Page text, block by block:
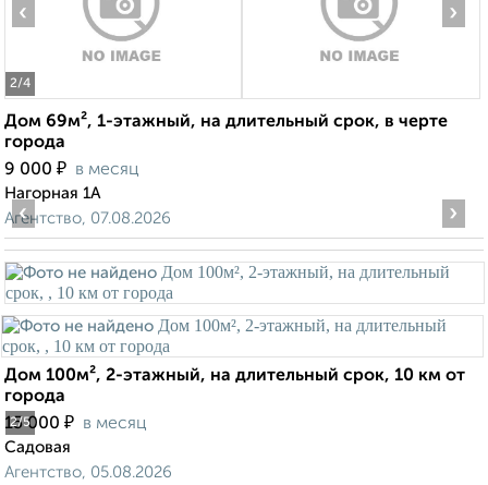
2/4
‹ ›
Дом 69м², 1-этажный, на длительный срок, в черте
города
9 000 ₽ в месяц
Нагорная 1А
Агентство, 07.08.2026
2/5
‹ ›
Дом 100м², 2-этажный, на длительный срок, 10 км от
города
15 000 ₽ в месяц
Садовая
Агентство, 05.08.2026